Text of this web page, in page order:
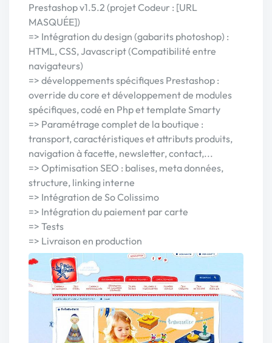
Prestashop v1.5.2 (projet Codeur : [URL
MASQUÉE])
=> Intégration du design (gabarits photoshop) :
HTML, CSS, Javascript (Compatibilité entre
navigateurs)
=> développements spécifiques Prestashop :
override du core et développement de modules
spécifiques, codé en Php et template Smarty
=> Paramétrage complet de la boutique :
transport, caractéristiques et attributs produits,
navigation à facette, newsletter, contact,...
=> Optimisation SEO : balises, meta données,
structure, linking interne
=> Intégration de So Colissimo
=> Intégration du paiement par carte
=> Tests
=> Livraison en production